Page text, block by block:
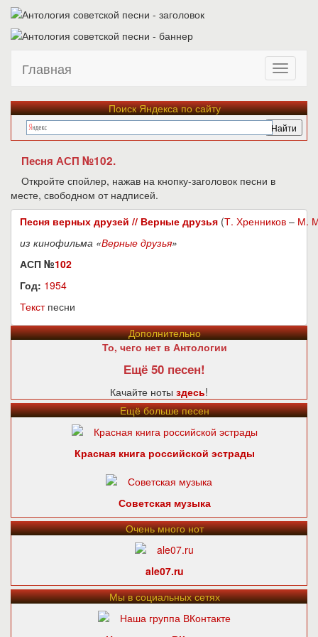
Главная
Поиск Яндекса по сайту
Песня АСП №102.
Откройте спойлер, нажав на кнопку-заголовок песни в
месте, свободном от надписей.
Песня верных друзей // Верные друзья (Т. Хренников – М.
из кинофильма «Верные друзья»
АСП №102
Год: 1954
Текстпесни
Дополнительно
То, чего нет в Антологии
Ещё 50 песен!
Качайте ноты здесь!
Ещё больше песен
Красная книга российской эстрады
Советская музыка
Очень много нот
ale07.ru
Мы в социальных сетях